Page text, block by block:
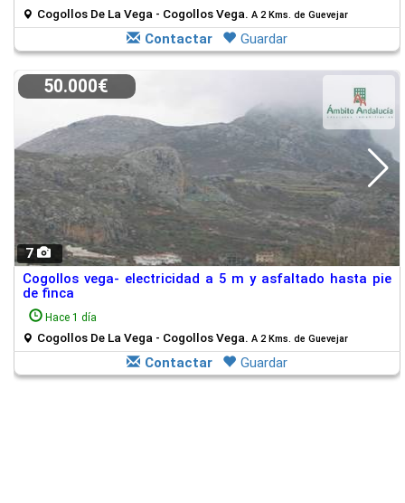
Cogollos De La Vega - Cogollos Vega. A 2 Kms. de Guevejar
Contactar Guardar
7
50.000€
Cogollos vega- electricidad a 5 m y asfaltado hasta pie
de finca
Hace 1 día
Cogollos De La Vega - Cogollos Vega. A 2 Kms. de Guevejar
Contactar Guardar